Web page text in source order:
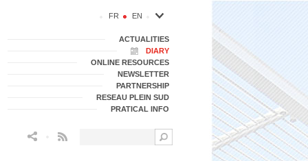
FR EN
ACTUALITIES
DIARY
ONLINE RESOURCES
NEWSLETTER
PARTNERSHIP
RESEAU PLEIN SUD
PRATICAL INFO